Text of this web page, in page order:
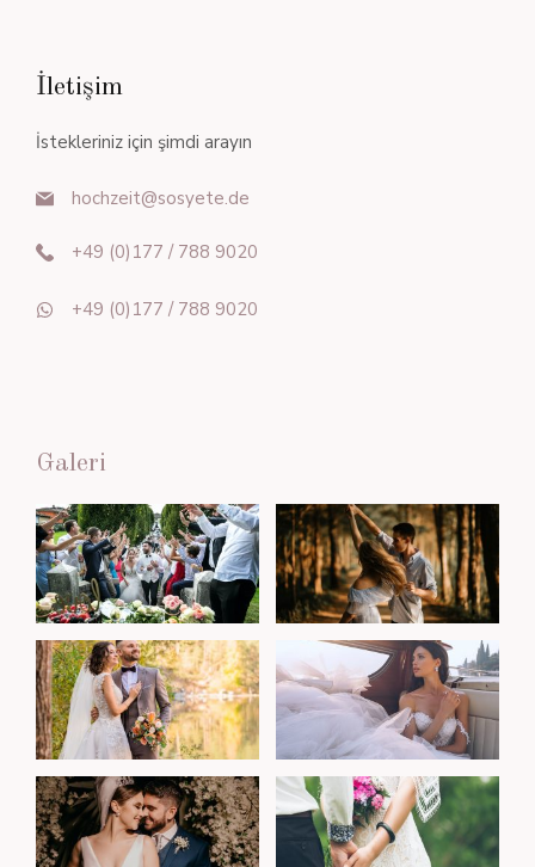
İletişim
İstekleriniz için şimdi arayın
hochzeit@sosyete.de
+49 (0)177 / 788 9020
+49 (0)177 / 788 9020
Galeri